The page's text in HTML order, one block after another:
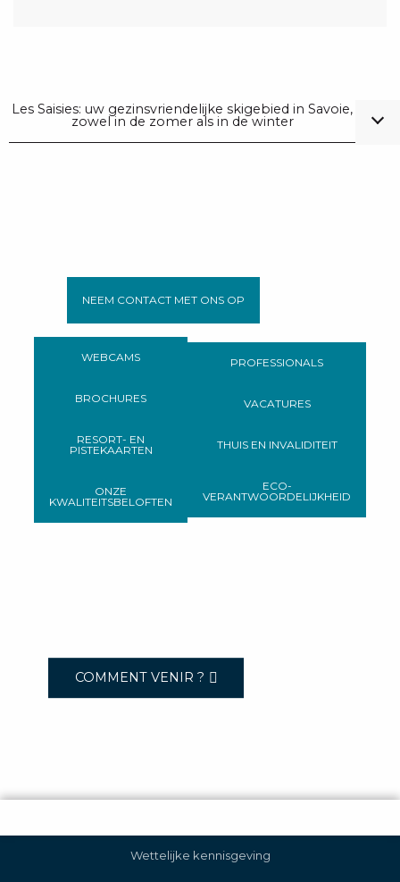
Les Saisies: uw gezinsvriendelijke skigebied in Savoie,
zowel in de zomer als in de winter
NEEM CONTACT MET ONS OP
WEBCAMS
BROCHURES
RESORT- EN
PISTEKAARTEN
ONZE
KWALITEITSBELOFTEN
PROFESSIONALS
VACATURES
THUIS EN INVALIDITEIT
ECO-
VERANTWOORDELIJKHEID
COMMENT VENIR ?
Wettelijke kennisgeving